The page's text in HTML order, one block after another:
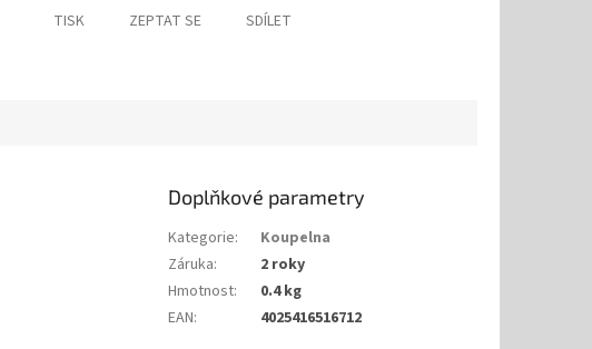
TISK ZEPTAT SE SDÍLET
Doplňkové parametry
Kategorie:
Koupelna
Záruka:
2 roky
Hmotnost:
0.4 kg
EAN: 4025416516712